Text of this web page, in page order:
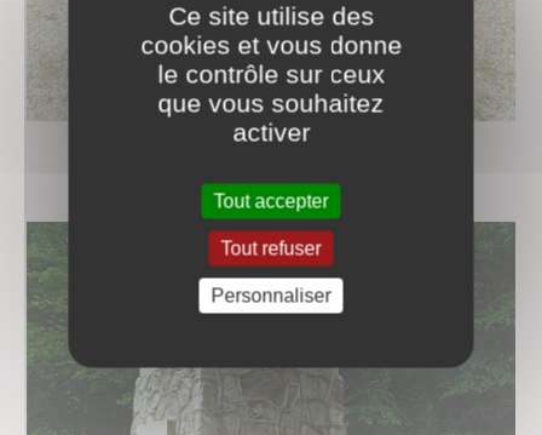
Ce site utilise des
cookies et vous donne
le contrôle sur ceux
que vous souhaitez
activer
Tout accepter
Tout refuser
Personnaliser